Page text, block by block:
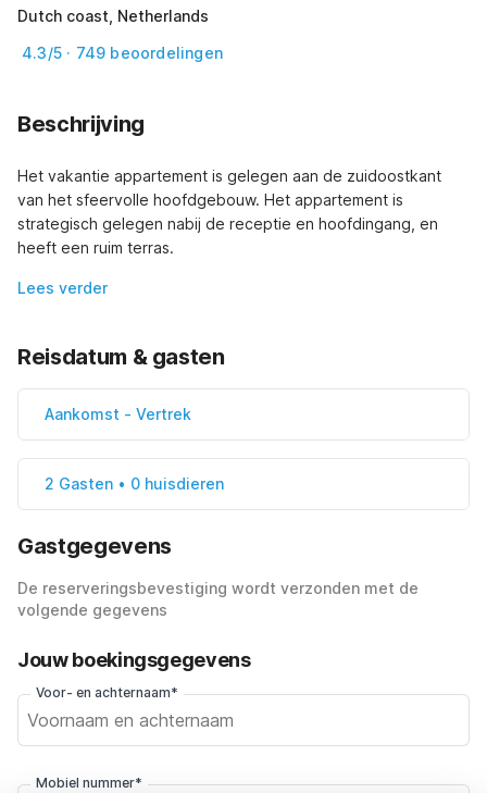
Dutch coast, Netherlands
4.3/5 · 749 beoordelingen
Beschrijving
Het vakantie appartement is gelegen aan de zuidoostkant
van het sfeervolle hoofdgebouw. Het appartement is
strategisch gelegen nabij de receptie en hoofdingang, en
heeft een ruim terras.
Lees verder
Reisdatum & gasten
Aankomst - Vertrek
2 Gasten • 0 huisdieren
Gastgegevens
De reserveringsbevestiging wordt verzonden met de
volgende gegevens
Jouw boekingsgegevens
Voor- en achternaam*
Mobiel nummer*